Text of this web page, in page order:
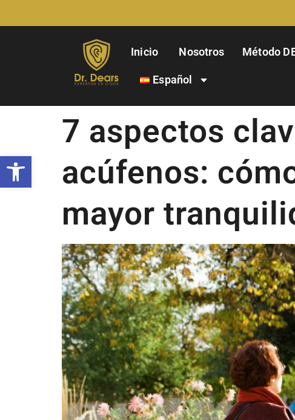
Abrir barra de herramientas
Inicio Nosotros Método
Español
7 aspectos
acúfenos:
mayor